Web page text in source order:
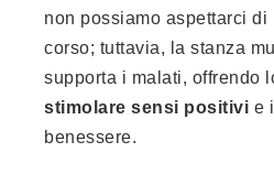
non possiamo aspettarci
corso; tuttavia, la stanza
supporta i malati, offrendo
stimolare sensi positivi e
benessere.